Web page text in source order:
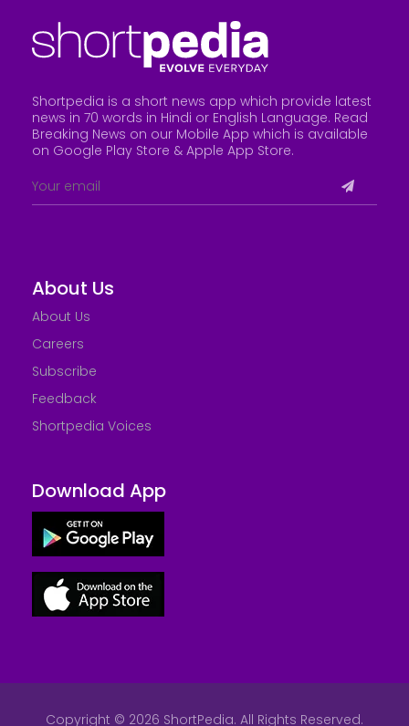
Shortpedia is a short news app which provide latest
news in 70 words in Hindi or English Language. Read
Breaking News on our Mobile App which is available
on Google Play Store & Apple App Store.
About Us
About Us
Careers
Subscribe
Feedback
Shortpedia Voices
Download App
Copyright © 2026 ShortPedia. All Rights Reserved.